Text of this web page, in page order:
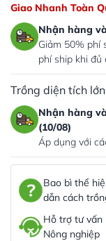
Giao Nhanh Toàn
Nhận hàng
Giảm 50% phí
phí ship khi đủ
Trồng diện tích
Nhận hàng
(10/08)
Áp dụng với
Bao bì thể
dẫn cách
Hỗ trợ tư vấn
Nông nghiệp